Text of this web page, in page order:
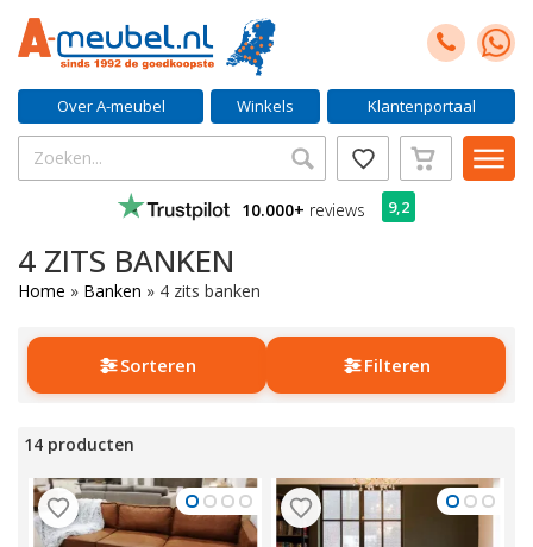
Over A-meubel Winkels Klantenportaal
10.000+ reviews 9,2
4 ZITS BANKEN
Home » Banken » 4 zits banken
Sorteren Filteren
14 producten